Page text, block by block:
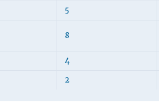
5
8
4
2